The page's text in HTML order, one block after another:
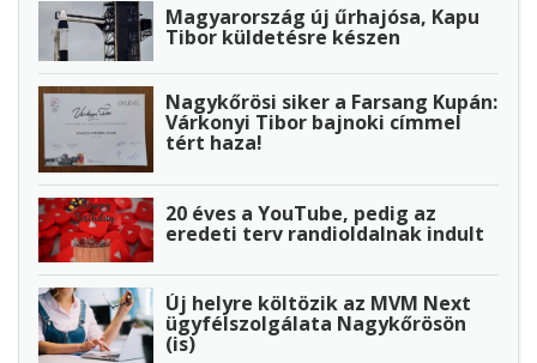
Magyarország új űrhajósa, Kapu
Tibor küldetésre készen
Nagykőrösi siker a Farsang Kupán:
Várkonyi Tibor bajnoki címmel
tért haza!
20 éves a YouTube, pedig az
eredeti terv randioldalnak indult
Új helyre költözik az MVM Next
ügyfélszolgálata Nagykőrösön
(is)